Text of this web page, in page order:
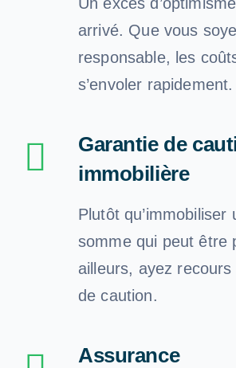
arrivé. Que vous
responsable, les
s’envoler rapidement.
Garantie de
immobilière
Plutôt qu’immobiliser
somme qui peut être
ailleurs, ayez
de caution.
Assurance